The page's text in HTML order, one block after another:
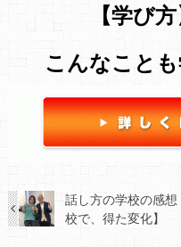
【学び
こんなこと
話し方の学校の感
校で、得た変化】